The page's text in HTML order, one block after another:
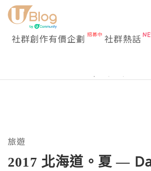
社群創作有價企劃 社群熱話
旅遊
2017 北海道。夏 —